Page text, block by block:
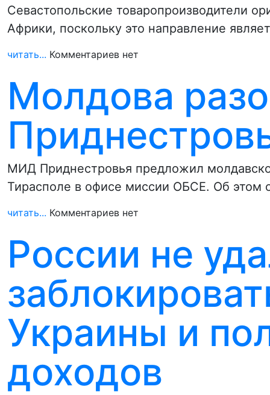
Севастопольские товаропроизводители
Африки, поскольку это направление
читать... Комментариев нет
Молдова
МИД Приднестровья предложил
Тирасполе в офисе миссии ОБСЕ. Об этом
читать... Комментариев нет
России не
Украины и
доходов